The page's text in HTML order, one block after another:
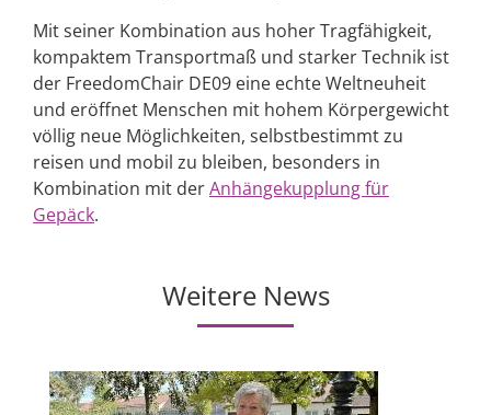
Mit seiner Kombination aus hoher Tragfähigkeit,
kompaktem Transportmaß und starker Technik ist
der FreedomChair DE09 eine echte Weltneuheit
und eröffnet Menschen mit hohem Körpergewicht
völlig neue Möglichkeiten, selbstbestimmt zu
reisen und mobil zu bleiben, besonders in
Kombination mit derAnhängekupplung für
Gepäck.
Weitere News